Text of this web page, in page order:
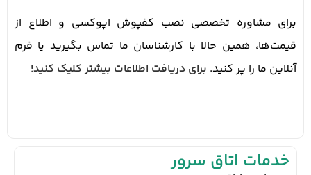
برای مشاوره تخصصی نصب کفپوش اپوکسی و اطلاع از
قیمت‌ها، همین حالا با کارشناسان ما تماس بگیرید یا فرم
آنلاین ما را پر کنید. برای دریافت اطلاعات بیشتر کلیک کنید!
خدمات اتاق سرور